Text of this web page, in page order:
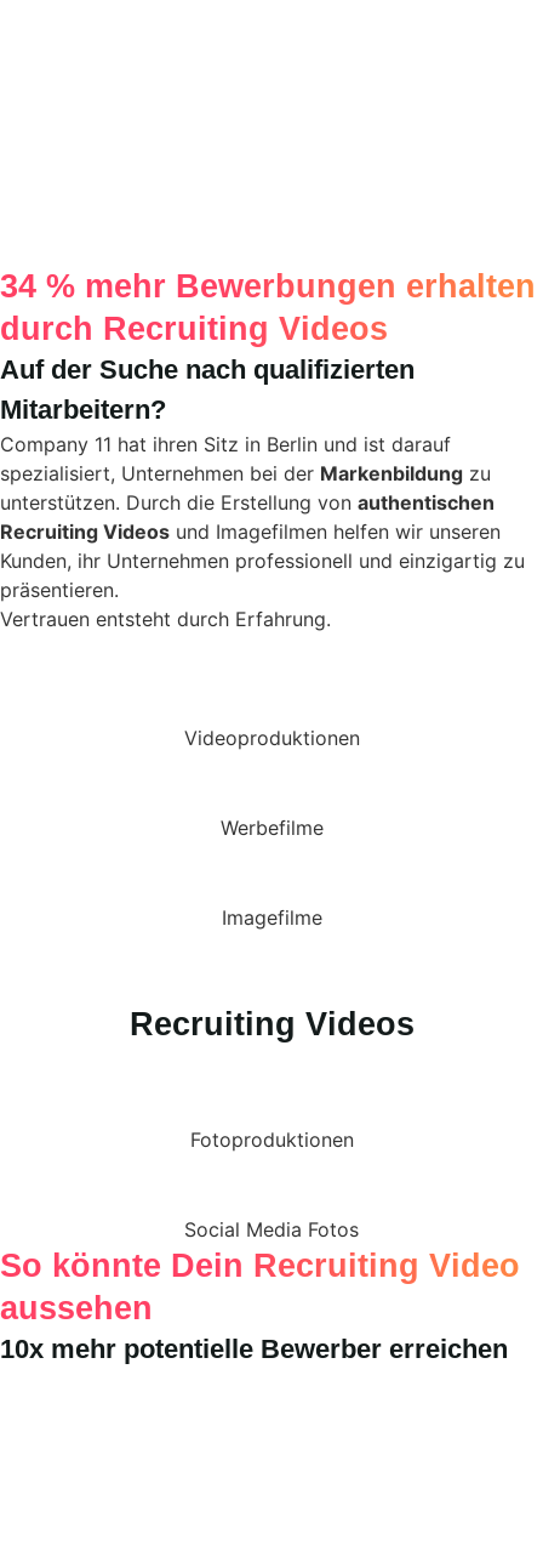
34 % mehr Bewerbungen erhalten
durch Recruiting Videos
Auf der Suche nach qualifizierten
Mitarbeitern?
Company 11 hat ihren Sitz in Berlin und ist darauf
spezialisiert, Unternehmen bei der Markenbildung zu
unterstützen. Durch die Erstellung von authentischen
Recruiting Videos und Imagefilmen helfen wir unseren
Kunden, ihr Unternehmen professionell und einzigartig zu
präsentieren.
Vertrauen entsteht durch Erfahrung.
Videoproduktionen
Werbefilme
Imagefilme
Recruiting Videos
Fotoproduktionen
Social Media Fotos
So könnte Dein Recruiting Video
aussehen
10x mehr potentielle Bewerber erreichen